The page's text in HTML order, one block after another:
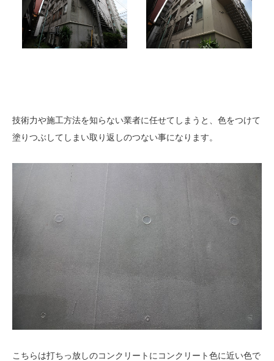
技術力や施工方法を知らない業者に任せてしまうと、色をつけて
塗りつぶしてしまい取り返しのつない事になります。
こちらは打ちっ放しのコンクリートにコンクリート色に近い色で